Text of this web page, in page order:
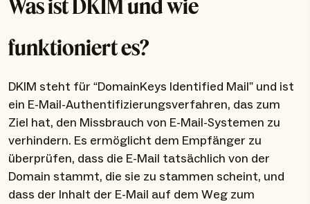
Was ist DKIM und wie
funktioniert es?
DKIM steht für “DomainKeys Identified Mail” und ist
ein E-Mail-Authentifizierungsverfahren, das zum
Ziel hat, den Missbrauch von E-Mail-Systemen zu
verhindern. Es ermöglicht dem Empfänger zu
überprüfen, dass die E-Mail tatsächlich von der
Domain stammt, die sie zu stammen scheint, und
dass der Inhalt der E-Mail auf dem Weg zum